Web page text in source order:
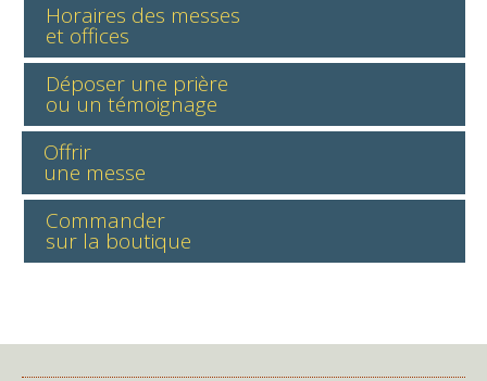
Horaires des messes
et offices
Déposer une prière
ou un témoignage
Offrir
une messe
Commander
sur la boutique